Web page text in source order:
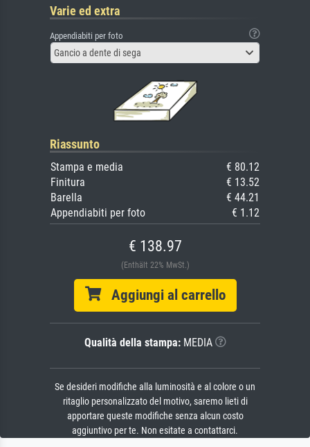
Varie ed extra
Appendiabiti per foto
Gancio a dente di sega
Riassunto
Stampa e media
€ 80.12
Finitura
€ 13.52
Barella
€ 44.21
Appendiabiti per foto
€ 1.12
€ 138.97
(Enthält 22% MwSt.)
Aggiungi al carrello
Qualità della stampa:MEDIA
Se desideri modifiche alla luminosità e al colore o un
ritaglio personalizzato del motivo, saremo lieti di
apportare queste modifiche senza alcun costo
aggiuntivo per te. Non esitate a contattarci.